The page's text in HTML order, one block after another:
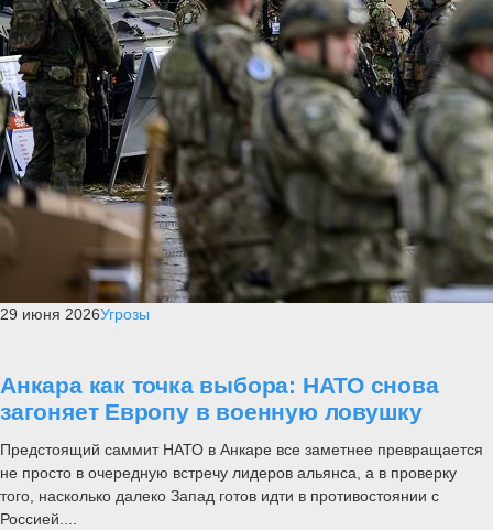
29 июня 2026Угрозы
Анкара как точка выбора: НАТО снова
загоняет Европу в военную ловушку
Предстоящий саммит НАТО в Анкаре все заметнее превращается
не просто в очередную встречу лидеров альянса, а в проверку
того, насколько далеко Запад готов идти в противостоянии с
Россией....